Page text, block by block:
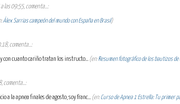
las 09:55, comenta...:
Álex Sarrias campeón del mundo con España en Brasil)
comenta...:
con cuanto cariño tratan los instructo... (en:Resumen fotográfico de los bautizos
comenta...:
a la apnea finales de agosto, soy franc... (en:Curso de Apnea 1 Estrella: Tu primer